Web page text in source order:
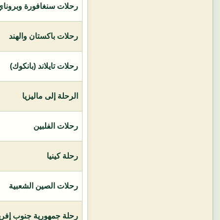
رحلات سنغافورة
رحلات باكستان والهند
رحلات تايلاند (بانكوك)
الرحلة إلى ماليزيا
رحلات الفلبين
رحلة كينيا
رحلات الصين الشعبية
رحلة جمهورية جنوب